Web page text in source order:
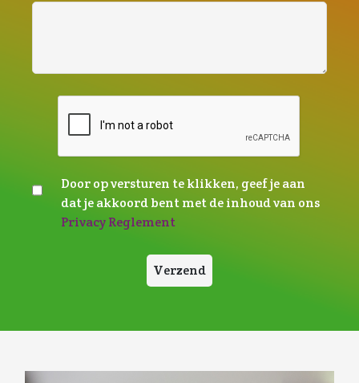
Door op versturen te klikken, geef je aan
dat je akkoord bent met de inhoud van ons
Privacy Reglement